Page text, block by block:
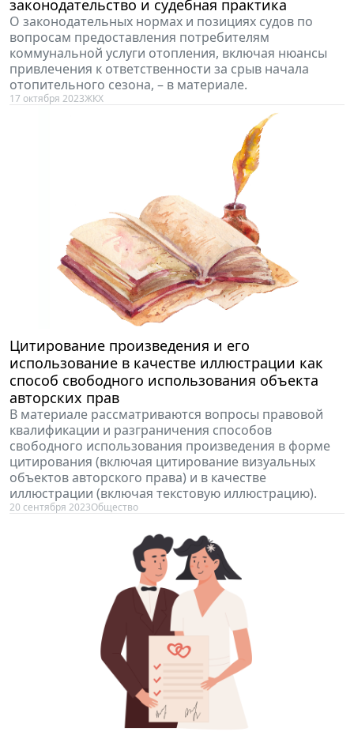
законодательство и судебная практика
О законодательных нормах и позициях судов по
вопросам предоставления потребителям
коммунальной услуги отопления, включая нюансы
привлечения к ответственности за срыв начала
отопительного сезона, – в материале.
17 октября 2023ЖКХ
Цитирование произведения и его
использование в качестве иллюстрации как
способ свободного использования объекта
авторских прав
В материале рассматриваются вопросы правовой
квалификации и разграничения способов
свободного использования произведения в форме
цитирования (включая цитирование визуальных
объектов авторского права) и в качестве
иллюстрации (включая текстовую иллюстрацию).
20 сентября 2023Общество